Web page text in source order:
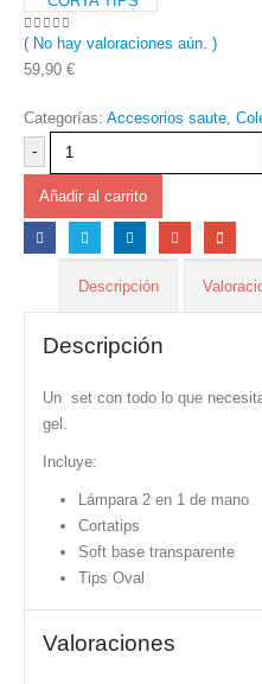
0 out of 5
( No hay valoraciones aún. )
59,90 €
Categorías: Accesorios saute
-
Añadir al carrito
Descripción
Descripción
Un set con todo lo que
gel.
Incluye:
Lámpara 2 en 1 de mano
Cortatips
Soft base transparente
Tips Oval
Valoraciones